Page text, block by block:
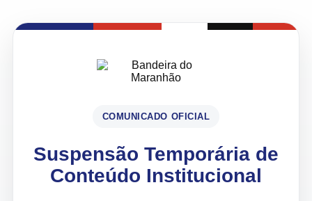
COMUNICADO OFICIAL
Suspensão Temporária de
Conteúdo Institucional